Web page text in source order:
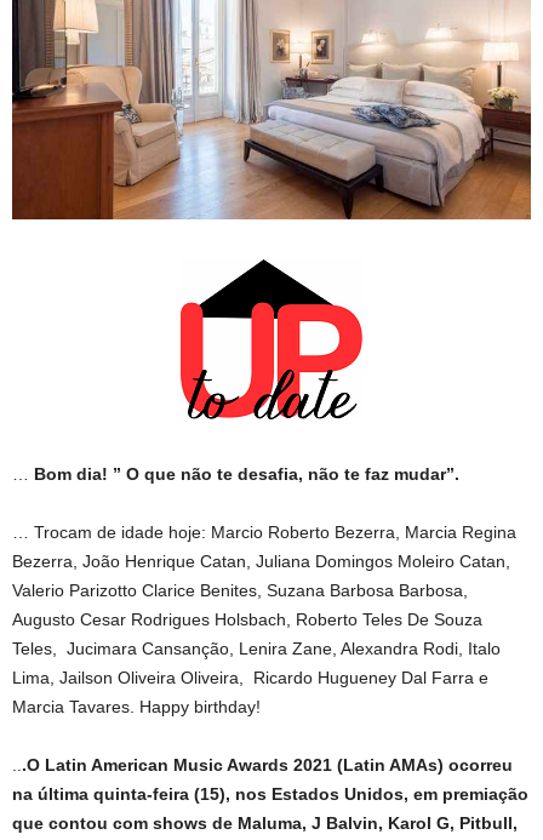
Bom dia! ” O que não te desafia, não te faz mudar”.
… Trocam de idade hoje: Marcio Roberto Bezerra, Marcia Regina
Bezerra, João Henrique Catan, Juliana Domingos Moleiro Catan,
Valerio Parizotto Clarice Benites, Suzana Barbosa Barbosa,
Augusto Cesar Rodrigues Holsbach, Roberto Teles De Souza
Teles, Jucimara Cansanção, Lenira Zane, Alexandra Rodi, Italo
Lima, Jailson Oliveira Oliveira, Ricardo Hugueney Dal Farra e
Marcia Tavares. Happy birthday!
.O Latin American Music Awards 2021 (Latin AMAs) ocorreu
na última quinta-feira (15), nos Estados Unidos, em premiação
que contou com shows de Maluma, J Balvin, Karol G, Pitbull,